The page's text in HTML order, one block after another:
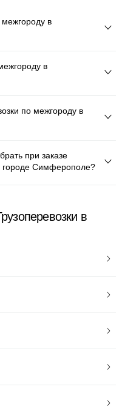
межгороду в
в
по межгороду в
при заказе
городе Симферополе?
в